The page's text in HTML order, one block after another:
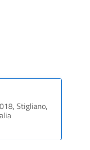
Stigliano,